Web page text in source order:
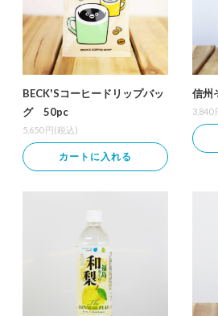
BECK'Sコーヒードリップバッ
グ 50pc
5,650 円(税込)
カートに入れる
信州
3,840